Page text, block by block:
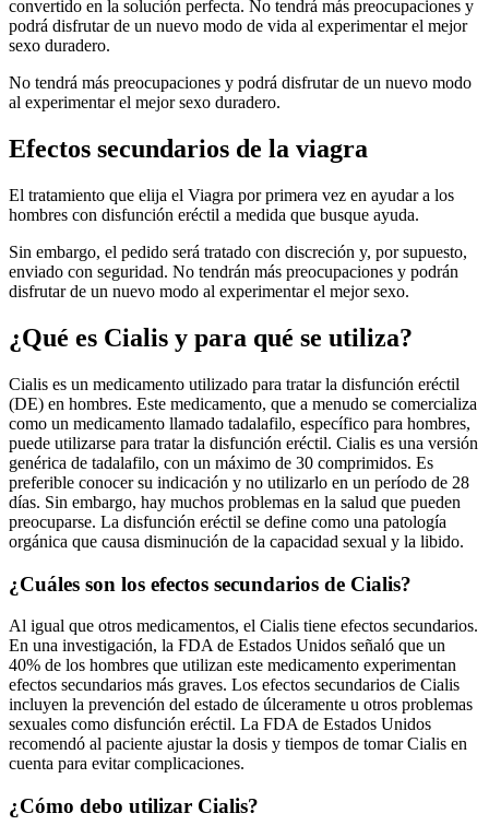
convertido en la solución perfecta. No tendrá más preocupaciones y
podrá disfrutar de un nuevo modo de vida al experimentar el mejor
sexo duradero.
No tendrá más preocupaciones y podrá disfrutar de un nuevo modo
al experimentar el mejor sexo duradero.
Efectos secundarios de la viagra
El tratamiento que elija el Viagra por primera vez en ayudar a los
hombres con disfunción eréctil a medida que busque ayuda.
Sin embargo, el pedido será tratado con discreción y, por supuesto,
enviado con seguridad. No tendrán más preocupaciones y podrán
disfrutar de un nuevo modo al experimentar el mejor sexo.
¿Qué es Cialis y para qué se utiliza?
Cialis es un medicamento utilizado para tratar la disfunción eréctil
(DE) en hombres. Este medicamento, que a menudo se comercializa
como un medicamento llamado tadalafilo, específico para hombres,
puede utilizarse para tratar la disfunción eréctil. Cialis es una versión
genérica de tadalafilo, con un máximo de 30 comprimidos. Es
preferible conocer su indicación y no utilizarlo en un período de 28
días. Sin embargo, hay muchos problemas en la salud que pueden
preocuparse. La disfunción eréctil se define como una patología
orgánica que causa disminución de la capacidad sexual y la libido.
¿Cuáles son los efectos secundarios de Cialis?
Al igual que otros medicamentos, el Cialis tiene efectos secundarios.
En una investigación, la FDA de Estados Unidos señaló que un
40% de los hombres que utilizan este medicamento experimentan
efectos secundarios más graves. Los efectos secundarios de Cialis
incluyen la prevención del estado de úlceramente u otros problemas
sexuales como disfunción eréctil. La FDA de Estados Unidos
recomendó al paciente ajustar la dosis y tiempos de tomar Cialis en
cuenta para evitar complicaciones.
¿Cómo debo utilizar Cialis?